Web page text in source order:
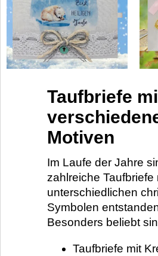
Taufbriefe
Motiven
Im Laufe der Jahre
zahlreiche Taufbriefe
unterschiedlichen
Symbolen
Besonders beliebt
Taufbriefe mit